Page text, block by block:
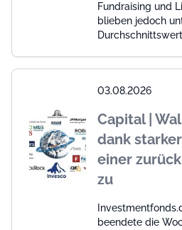
Fundraising und
blieben jedoch
03.08.2026
Capital |
dank
einer
zu
beendete die